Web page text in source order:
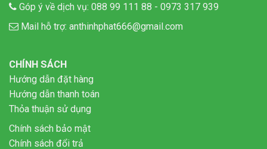
Góp ý về dịch vụ: 088 99 111 88 - 0973 317 939
Mail hỗ trợ: anthinhphat666@gmail.com
CHÍNH SÁCH
Hướng dẫn đặt hàng
Hướng dẫn thanh toán
Thỏa thuận sử dụng
Chính sách bảo mật
Chính sách đổi trả